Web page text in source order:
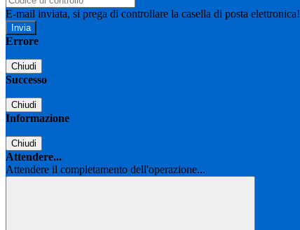
E-mail inviata, si prega di controllare la casella di posta elettronica!
Errore
Chiudi
Successo
Chiudi
Informazione
Chiudi
Attendere...
Attendere il completamento dell'operazione...